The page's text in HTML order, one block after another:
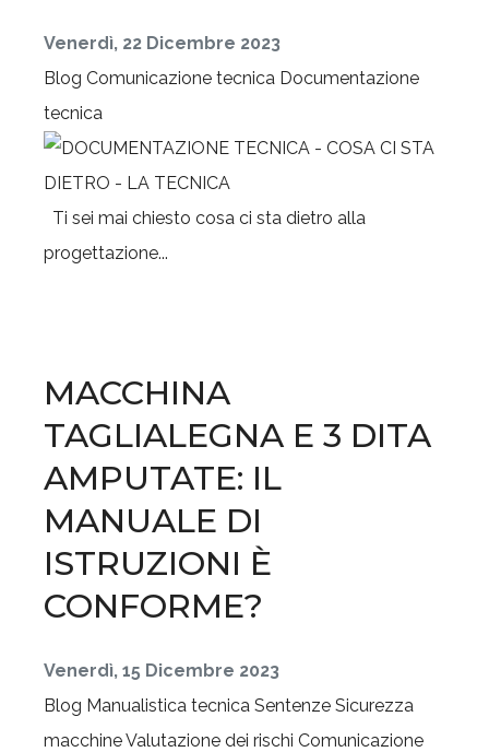
Venerdì, 22 Dicembre 2023
Blog Comunicazione tecnica Documentazione
tecnica
Ti sei mai chiesto cosa ci sta dietro alla
progettazione...
MACCHINA
TAGLIALEGNA E 3 DITA
AMPUTATE: IL
MANUALE DI
ISTRUZIONI È
CONFORME?
Venerdì, 15 Dicembre 2023
Blog Manualistica tecnica Sentenze Sicurezza
macchineValutazione dei rischi Comunicazione